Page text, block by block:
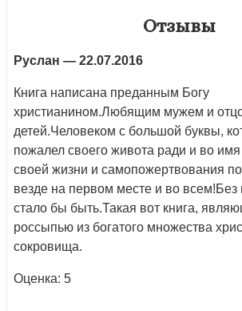
Отзывы
Руслан — 22.07.2016
Книга написана преданным Богу
христианином.Любящим мужем и
детей.Человеком с большой буквы,
пожалел своего живота ради и во
своей жизни и самопожертвования
везде на первом месте и во всем!Без
стало бы быть.Такая вот книга,
россыпью из богатого множества
сокровища.
Оценка: 5